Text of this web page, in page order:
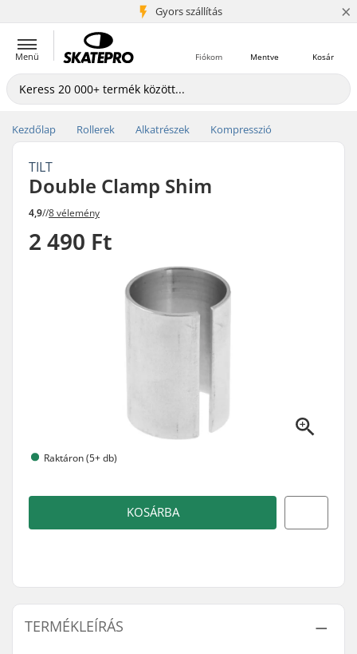
Gyors szállítás
5+ millió ügyfél ×
Menü Kosár
Mentve
Fiókom
Kezdőlap Rollerek Alkatrészek Kompresszió
TILT
Double Clamp Shim
4,9//8 vélemény
2 490 Ft
Raktáron (5+ db)
KOSÁRBA
TERMÉKLEÍRÁS